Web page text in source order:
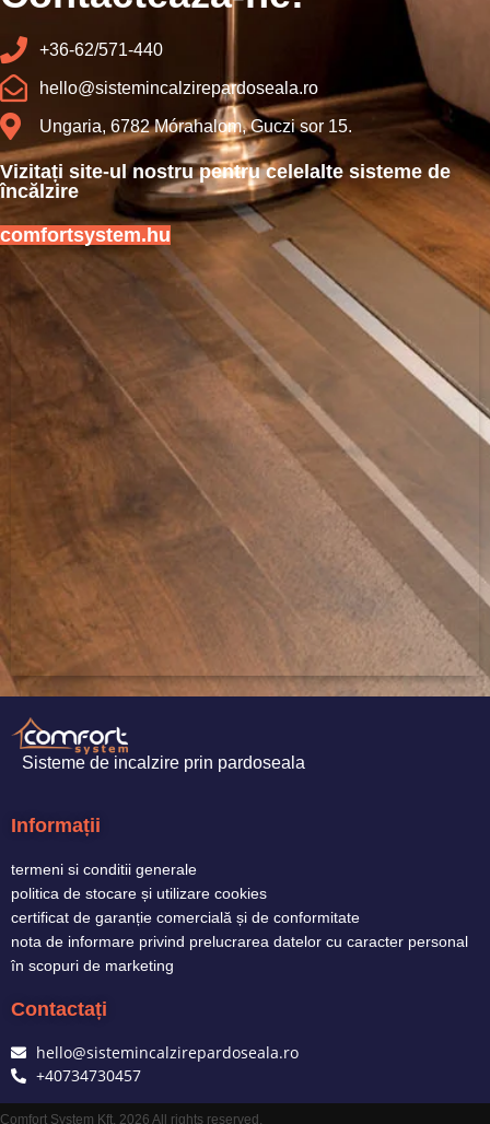
+36-62/571-440
hello@sistemincalzirepardoseala.ro
Ungaria, 6782 Mórahalom, Guczi sor 15.
Vizitați site-ul nostru pentru celelalte sisteme de
încălzire
comfortsystem.hu
Sisteme de incalzire prin pardoseala
Informații
termeni si conditii generale
politica de stocare și utilizare cookies
certificat de garanție comercială și de conformitate
nota de informare privind prelucrarea datelor cu caracter personal
în scopuri de marketing
Contactați
hello@sistemincalzirepardoseala.ro
+40734730457
Comfort System Kft. 2026 All rights reserved.